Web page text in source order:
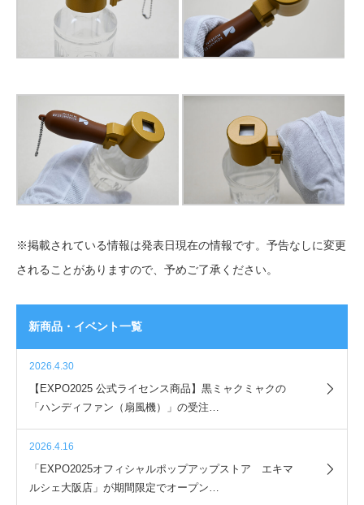
※掲載されている情報は発表日現在の情報です。予告なしに変更
されることがありますので、予めご了承ください。
新商品・イベント一覧
2026.4.30
【EXPO2025 公式ライセンス商品】黒ミャクミャクの
「ハンディファン（扇風機）」の受注…
2026.4.16
「EXPO2025オフィシャルポップアップストア エキマ
ルシェ大阪店」が期間限定でオープン…